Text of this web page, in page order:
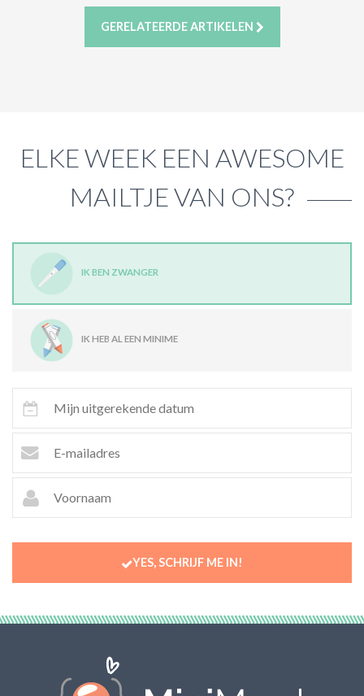
GERELATEERDE ARTIKELEN
ELKE WEEK EEN AWESOME
MAILTJE VAN ONS?
IK BEN ZWANGER
IK HEB AL EEN MINIME
YES, SCHRIJF ME IN!